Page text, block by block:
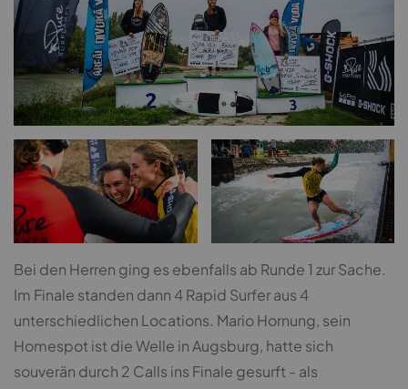
Bei den Herren ging es ebenfalls ab Runde 1 zur Sache.
Im Finale standen dann 4 Rapid Surfer aus 4
unterschiedlichen Locations. Mario Hornung, sein
Homespot ist die Welle in Augsburg, hatte sich
souverän durch 2 Calls ins Finale gesurft - als